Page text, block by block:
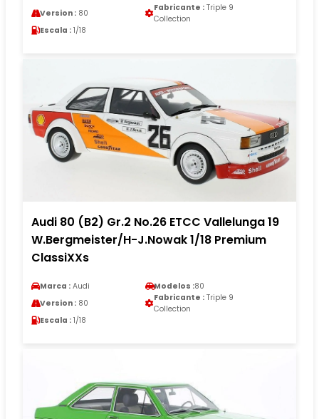
Version : 80
Fabricante : Triple 9
Collection
Escala : 1/18
Audi 80 (B2) Gr.2 No.26 ETCC Vallelunga 19
W.Bergmeister/H-J.Nowak 1/18 Premium
ClassiXXs
Marca : Audi Modelos :80
Version : 80
Fabricante : Triple 9
Collection
Escala : 1/18